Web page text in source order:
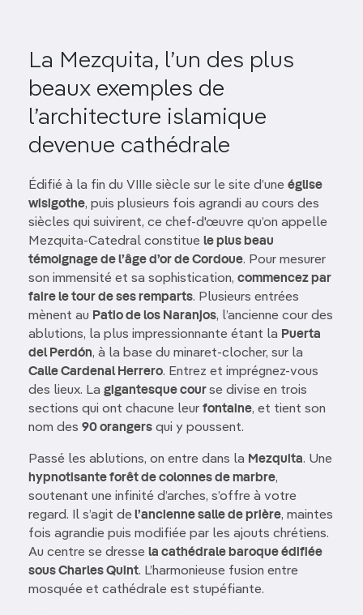
La Mezquita, l’un des plus
beaux exemples de
l’architecture islamique
devenue cathédrale
Édifié à la fin du VIIIe siècle sur le site d’une église
wisigothe, puis plusieurs fois agrandi au cours des
siècles qui suivirent, ce chef-d'œuvre qu’on appelle
Mezquita-Catedral constitue le plus beau
témoignage de l’âge d’or de Cordoue. Pour mesurer
son immensité et sa sophistication, commencez par
faire le tour de ses remparts. Plusieurs entrées
mènent au Patio de los Naranjos, l’ancienne cour des
ablutions, la plus impressionnante étant la Puerta
del Perdón, à la base du minaret-clocher, sur la
Calle Cardenal Herrero. Entrez et imprégnez-vous
des lieux. La gigantesque course divise en trois
sections qui ont chacune leur fontaine, et tient son
nom des 90 orangers qui y poussent.
Passé les ablutions, on entre dans la Mezquita. Une
hypnotisante forêt de colonnes de marbre,
soutenant une infinité d’arches, s’offre à votre
regard. Il s’agit del’ancienne salle de prière, maintes
fois agrandie puis modifiée par les ajouts chrétiens.
Au centre se dresse la cathédrale baroque édifiée
sous Charles Quint. L’harmonieuse fusion entre
mosquée et cathédrale est stupéfiante.